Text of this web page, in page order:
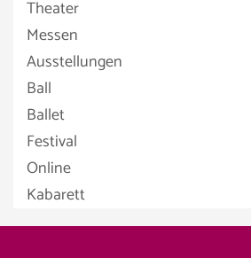
Theater
Messen
Ausstellungen
Ball
Ballet
Festival
Online
Kabarett